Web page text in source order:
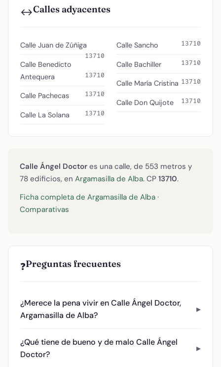
↔️Calles adyacentes
Calle Juan de Zúñiga
13710
Calle Benedicto
Antequera
13710
Calle Pachecas 13710
Calle La Solana 13710
Calle Sancho 13710
Calle Bachiller 13710
Calle María Cristina 13710
Calle Don Quijote 13710
Calle Ángel Doctor es una calle, de 553 metros y
78 edificios, en Argamasilla de Alba. CP 13710.
Ficha completa de Argamasilla de Alba ·
Comparativas
❓Preguntas frecuentes
¿Merece la pena vivir en Calle Ángel Doctor,
Argamasilla de Alba?
¿Qué tiene de bueno y de malo Calle Ángel
Doctor?